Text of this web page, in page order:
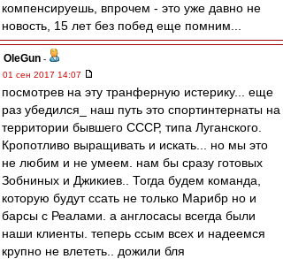
компенсируешь, впрочем - это уже давно не
новость, 15 лет без побед еще помним...
OleGun -
01 сен 2017 14:07
посмотрев на эту транферную истерику... еще
раз убедился_ наш путь это спортинтернаты на
территории бывшего СССР, типа Луганского.
Кропотливо выращивать и искать... но мы это
не любим и не умеем. нам бы сразу готовых
Зобниных и Джикиев.. Тогда будем команда,
которую будут ссать не только Марибр но и
барсы с Реалами. а англосасы всегда были
наши клиенты. теперь ссым всех и надеемся
крупно не влететь.. дожили бля